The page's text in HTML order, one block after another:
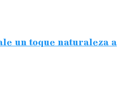
un toque naturaleza a